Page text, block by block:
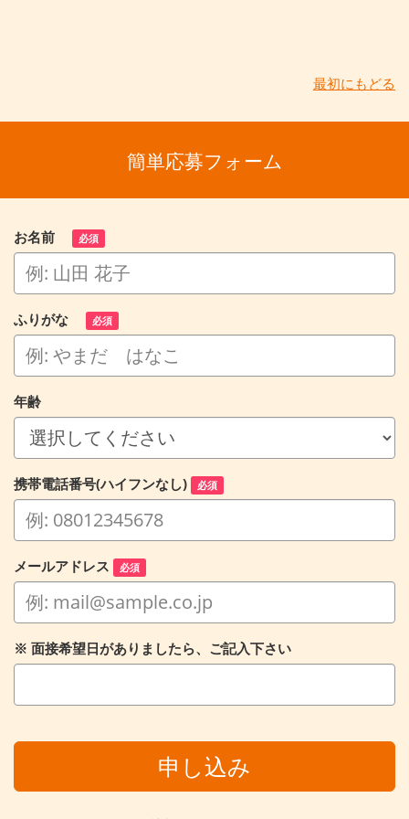
最初にもどる
簡単応募フォーム
お名前 必須
ふりがな 必須
年齢
携帯電話番号(ハイフンなし) 必須
メールアドレス 必須
※ 面接希望日がありましたら、ご記入下さい
申し込み